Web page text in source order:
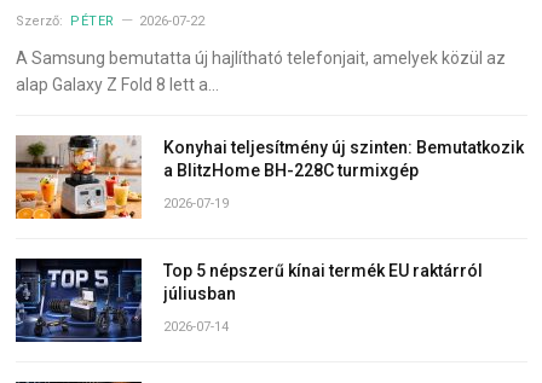
Szerző: PÉTER 2026-07-22
A Samsung bemutatta új hajlítható telefonjait, amelyek közül az
alap Galaxy Z Fold 8 lett a…
Konyhai teljesítmény új szinten: Bemutatkozik
a BlitzHome BH-228C turmixgép
2026-07-19
Top 5 népszerű kínai termék EU raktárról
júliusban
2026-07-14